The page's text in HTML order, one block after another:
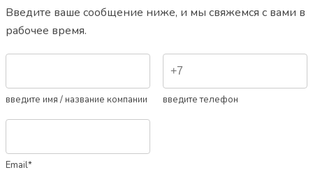
Введите ваше сообщение ниже, и мы свяжемся с вами в
рабочее время.
введите имя / название компании введите телефон
Email*